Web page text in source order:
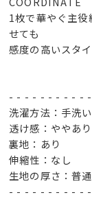
1枚で華やぐ主
せても
感度の高いスタ
- - - - - - - - - -
洗濯方法：手洗
透け感：ややあり
裏地：あり
伸縮性：なし
生地の厚さ：普通
- - - - - - - - - -